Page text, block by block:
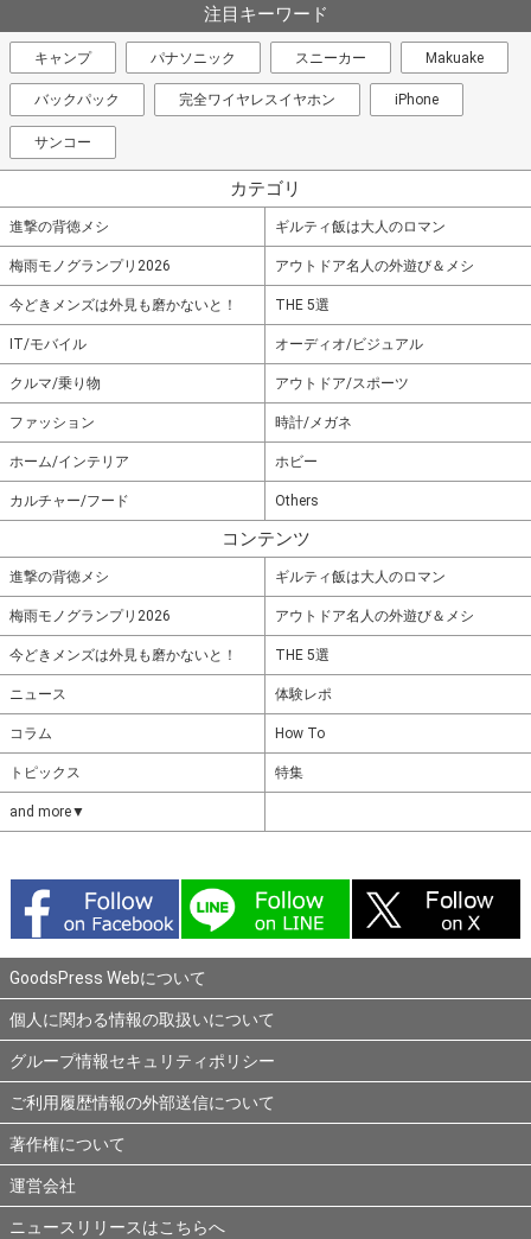
注目キーワード
キャンプ パナソニック スニーカー Makuake
バックパック 完全ワイヤレスイヤホン iPhone
サンコー
カテゴリ
進撃の背徳メシ ギルティ飯は大人のロマン
梅雨モノグランプリ2026 アウトドア名人の外遊び＆メシ
今どきメンズは外見も磨かないと！ THE 5選
IT/モバイル オーディオ/ビジュアル
クルマ/乗り物 アウトドア/スポーツ
ファッション 時計/メガネ
ホーム/インテリア ホビー
カルチャー/フード Others
コンテンツ
進撃の背徳メシ ギルティ飯は大人のロマン
梅雨モノグランプリ2026 アウトドア名人の外遊び＆メシ
今どきメンズは外見も磨かないと！ THE 5選
ニュース 体験レポ
コラム How To
トピックス 特集
and more▼
GoodsPress Webについて
個人に関わる情報の取扱いについて
グループ情報セキュリティポリシー
ご利用履歴情報の外部送信について
著作権について
運営会社
ニュースリリースはこちらへ